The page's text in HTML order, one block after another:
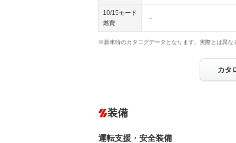
10/15モード
燃費
－
※新車時のカタログデータとなります。実際とは異な
カタ
装備
運転支援・安全装備